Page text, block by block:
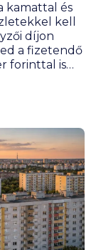
kamattal és
kell
díjon
a fizetendő
forinttal is
melyeket